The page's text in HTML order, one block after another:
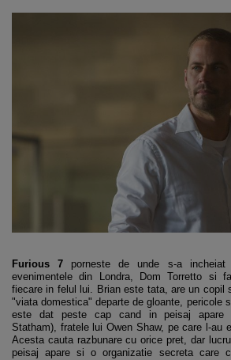
Furious 7 porneste de unde s-a
evenimentele din Londra, Dom Torretto si
fiecare in felul lui. Brian este tata, are un copil
"viata domestica" departe de gloante, pericole
este dat peste cap cand in peisaj apare
Statham), fratele lui Owen Shaw, pe care l-au
Acesta cauta razbunare cu orice pret, dar
peisaj apare si o organizatie secreta care